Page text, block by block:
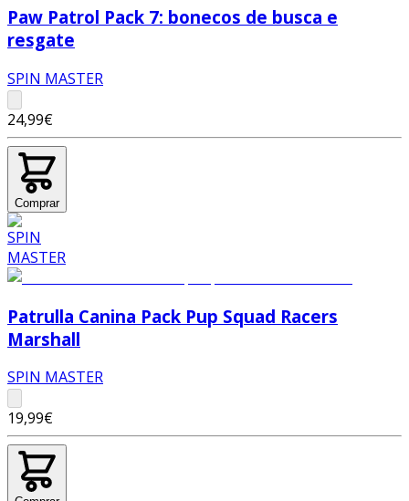
Paw Patrol Pack 7: bonecos de busca e
resgate
SPIN MASTER
24,99€
Comprar
Patrulla Canina Pack Pup Squad Racers
Marshall
SPIN MASTER
19,99€